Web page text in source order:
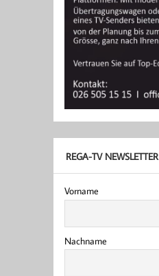
REGA-TV NEWSLETTER
Vorname
Nachname